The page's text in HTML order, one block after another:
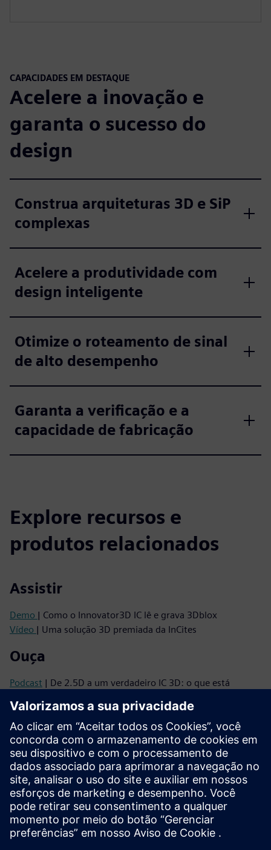
CAPACIDADES EM DESTAQUE
Acelere a inovação e
garanta o sucesso do
design
Construa arquiteturas 3D e SiP
complexas
Acelere a produtividade com
design inteligente
Otimize o roteamento de sinal
de alto desempenho
Garanta a verificação e a
capacidade de fabricação
Explore recursos e
produtos relacionados
Assistir
Demo | Como o Innovator3D IC lê e grava 3Dblox
Vídeo | Uma solução 3D premiada da InCites
Ouça
Podcast | De 2.5D a um verdadeiro IC 3D: o que está
Podcast| Por que os ICs 3D precisam de uma mudança de
mentalidade — e como fazer isso acontecer
Ler
Brochura| Pacote de soluções Innovator3D IC
Série de e-books| Seu guia para uma integração
heterogênea bem-sucedida